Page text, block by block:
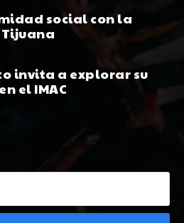
social con la
invita a explorar su
el IMAC